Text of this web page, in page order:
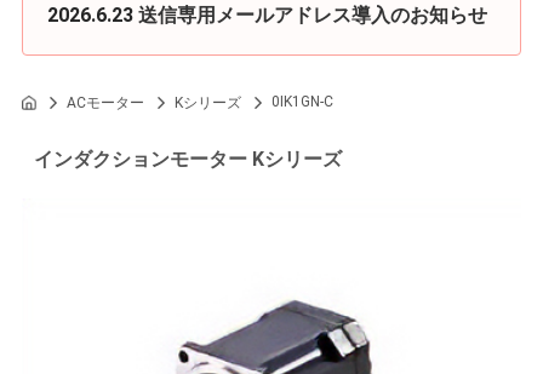
2026.6.23 送信専用メールアドレス導入のお知らせ
ACモーター Kシリーズ 0IK1GN-C
インダクションモーター Kシリーズ